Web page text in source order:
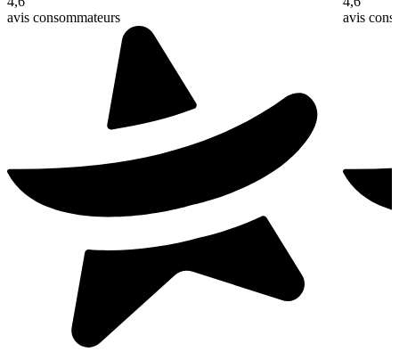
avis consommateurs
avis